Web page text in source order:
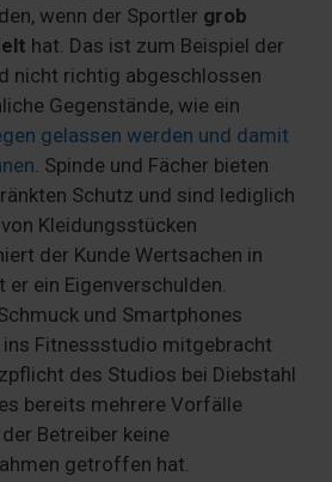
wenn der Sportler grob
hat. Das ist zum Beispiel der
nicht richtig abgeschlossen
Gegenstände, wie ein
gelassen werden und damit
. Spinde und Fächer bieten
Schutz und sind lediglich
Kleidungsstücken
der Kunde Wertsachen in
ein Eigenverschulden.
und Smartphones
Fitnessstudio mitgebracht
des Studios bei Diebstahl
bereits mehrere Vorfälle
Betreiber keine
getroffen hat.